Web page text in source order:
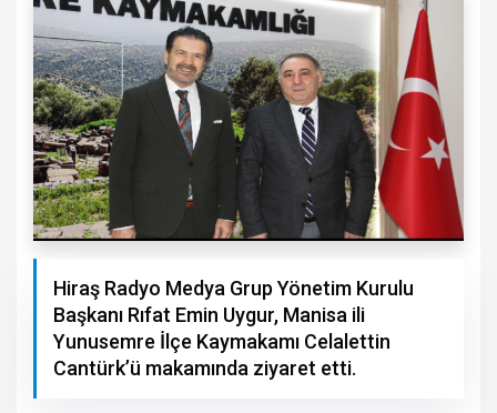
Hiraş Radyo Medya Grup Yönetim Kurulu
Başkanı Rıfat Emin Uygur, Manisa ili
Yunusemre İlçe Kaymakamı Celalettin
Cantürk’ü makamında ziyaret etti.